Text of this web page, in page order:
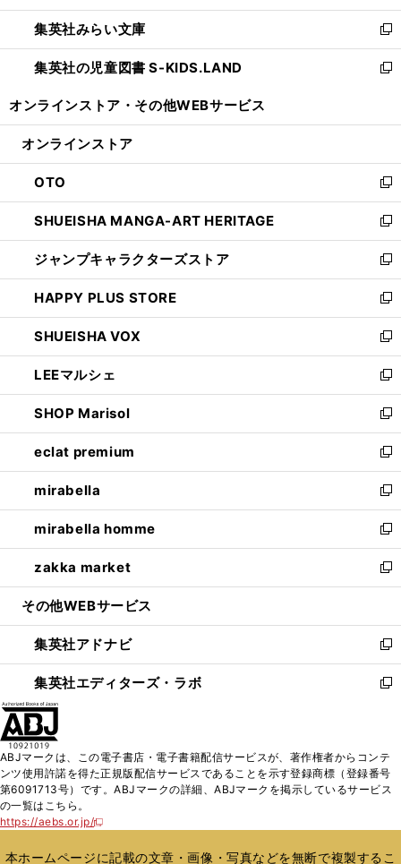
開
く
ウ
で
開
く
ン
ド
ウ
で
ウ
ィ
ン
ド
開
集英社みらい文庫
新
し
い
ン
ウ
で
開
く
集英社の児童図書 S-KIDS.LAND
新
ウ
ン
ド
ウ
で
開
く
オンラインストア・ その他WEBサービス
オンラインストア
OTO
新
し
い
ウ
ィ
ン
ド
ウ
で
開
く
SHUEISHA MANGA-ART HERITAGE
新
し
い
ウ
ィ
ン
ド
ウ
で
開
く
ジャンプキャラクターズストア
新
し
い
ウ
ィ
ン
ド
ウ
で
開
く
HAPPY PLUS STORE
新
し
い
ウ
ィ
ン
ド
ウ
で
開
く
SHUEISHA VOX
新
し
い
ウ
ィ
ン
ド
ウ
で
開
く
LEEマルシェ
新
し
い
ウ
ィ
ン
ド
ウ
で
開
く
SHOP Marisol
新
し
い
ウ
ィ
ン
ド
ウ
で
開
eclat premium
新
し
い
ウ
ィ
ン
ド
ウ
開
く
mirabella
新
し
い
ウ
ィ
ン
ウ
で
開
く
mirabella homme
新
し
い
ウ
ン
ド
ウ
で
zakka market
新
し
ウ
ィ
ン
ド
く
その他WEBサービス
集英社アドナビ
新
し
い
ド
ウ
で
集英社エディターズ・ラボ
新
ィ
ン
ド
開
ABJマークは、この電子書店・電子書籍配信サービスが、著作権者からコンテ
ンツ使用許諾を得た正規版配信サービスであることを示す登録商標（登録番号
第6091713号）です。ABJマークの詳細、ABJマークを掲示しているサービス
の一覧はこちら。
https://aebs.or.jp/
新
い
本ホームページに記載の文章・画像・写真などを無断で複製するこ